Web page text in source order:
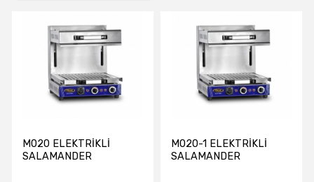
M020 ELEKTRİKLİ
SALAMANDER
M020-1 ELEKTRİKLİ
SALAMANDER